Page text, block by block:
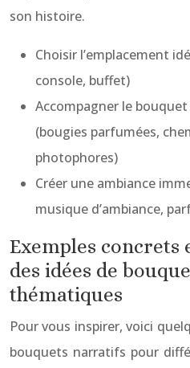
son histoire.
Choisir l’emplacement
console, buffet)
Accompagner le
(bougies parfumées,
photophores)
Créer une ambiance
musique d’ambiance,
Exemples concrets
des idées de
thématiques
Pour vous inspirer, voici
bouquets narratifs pour